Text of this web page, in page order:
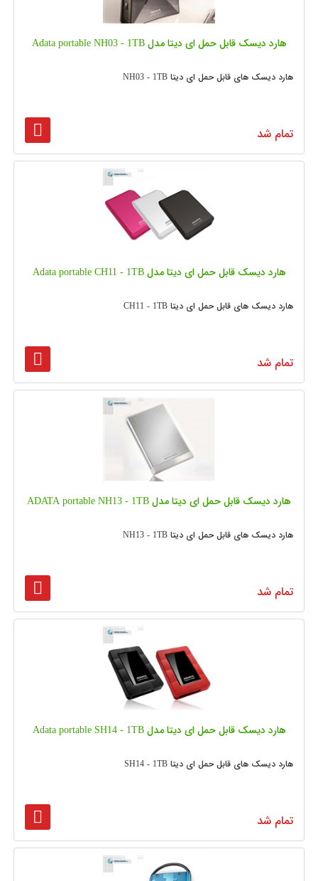
هارد دیسک قابل حمل ای دیتا مدل Adata portable NH03 - 1TB
هارد دیسک های قابل حمل ای دیتا NH03 - 1TB
تمام شد
هارد دیسک قابل حمل ای دیتا مدل Adata portable CH11 - 1TB
هارد دیسک های قابل حمل ای دیتا CH11 - 1TB
تمام شد
هارد دیسک قابل حمل ای دیتا مدل ADATA portable NH13 - 1TB
هارد دیسک های قابل حمل ای دیتا NH13 - 1TB
تمام شد
هارد دیسک قابل حمل ای دیتا مدل Adata portable SH14 - 1TB
هارد دیسک های قابل حمل ای دیتا SH14 - 1TB
تمام شد